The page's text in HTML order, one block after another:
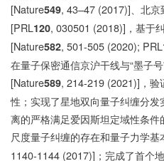
[Nature549, 43–47 (2017)]、北
[PRL120, 030501 (2018)]，基于
[Nature582, 501-505 (2020); PRL
在量子保密通信京沪干线与“墨子
[Nature589, 214-219 (2021)]，验
性；实现了星地双向量子纠缠分
离的严格满足爱因斯坦定域性条
尺度量子纠缠的存在和量子力学
1140-1144 (2017)]；完成了首个